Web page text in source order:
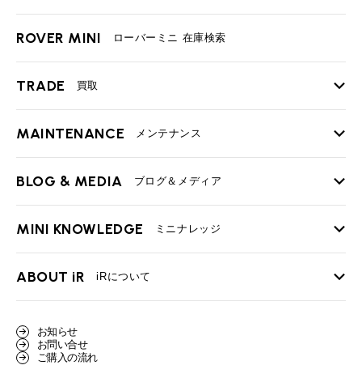
ROVER MINI ローバーミニ 在庫検索
TRADE 買取
TOP
必要書類
BMWミニ買取査定依頼
ローバーミニ買取査定依頼
MAINTENANCE メンテナンス
TOP
最近の修理実績
BLOG & MEDIA ブログ＆メディア
TOP
User's Voice 購入者様の声
Part's Report
MINI KNOWLEDGE ミニナレッジ
TOP
ローバーミニナレッジ
ABOUT iR iRについて
スタッフ紹介
お知らせ
お問い合せ
ご購入の流れ